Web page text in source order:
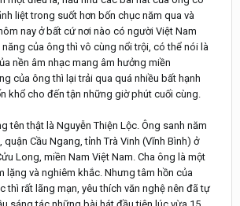
liệt trong suốt hơn bốn chục năm qua và
nay ở bất cứ nơi nào có người Việt Nam
của ông thì vô cùng nổi trội, có thể nói là
nền âm nhạc mang âm hưởng miền
của ông thì lại trải qua quá nhiều bất hạnh
khổ cho đến tận những giờ phút cuối cùng.
tên thật là Nguyễn Thiện Lộc. Ông sanh năm
quận Cầu Ngang, tỉnh Trà Vinh (Vĩnh Bình) ở
Long, miền Nam Việt Nam. Cha ông là một
lặng và nghiêm khắc. Nhưng tâm hồn của
thì rất lãng mạn, yêu thích văn nghệ nên đã tự